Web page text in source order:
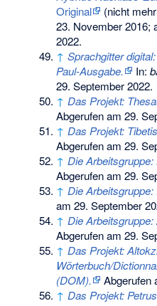
Original
(nicht
23. November 2016;
2022.
↑ Sprachgitter
Paul-Ausgabe.
In:
29. September 2022.
↑ Das Projekt:
Abgerufen am 29.
↑ Das Projekt:
Abgerufen am 29.
↑ Die
Abgerufen am 29.
↑ Die
am 29. September
↑ Die
Abgerufen am 29.
↑ Das Projekt:
Wörterbuch/
(DOM).
Abgerufen
↑ Das Projekt: